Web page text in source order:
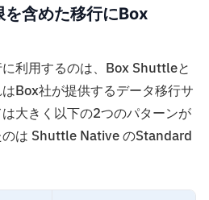
を含めた移行にBox
利用するのは、Box Shuttleと
Box社が提供するデータ移行サ
大きく以下の2つのパターンが
のは Shuttle Native のStandard